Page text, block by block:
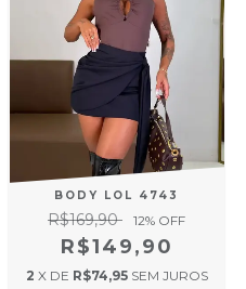
BODY LOL 4743
R$169,90 12% OFF
R$149,90
2 X DE R$74,95 SEM JUROS